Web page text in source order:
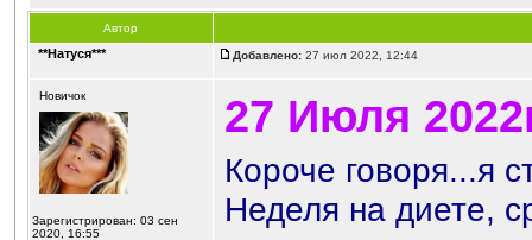
Автор
**Натуся*** Добавлено:27 июл 2022, 12:44
Новичок
Зарегистрирован: 03 сен
2020, 16:55
27 Июля
Короче говоря...я
Неделя на диете,